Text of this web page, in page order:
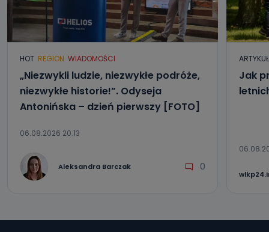
HOT REGION WIADOMOŚCI
„Niezwykli ludzie, niezwykłe podróże,
niezwykłe historie!”. Odyseja
Antonińska – dzień pierwszy [FOTO]
06.08.2026 20:13
Aleksandra Barczak 0
Jak